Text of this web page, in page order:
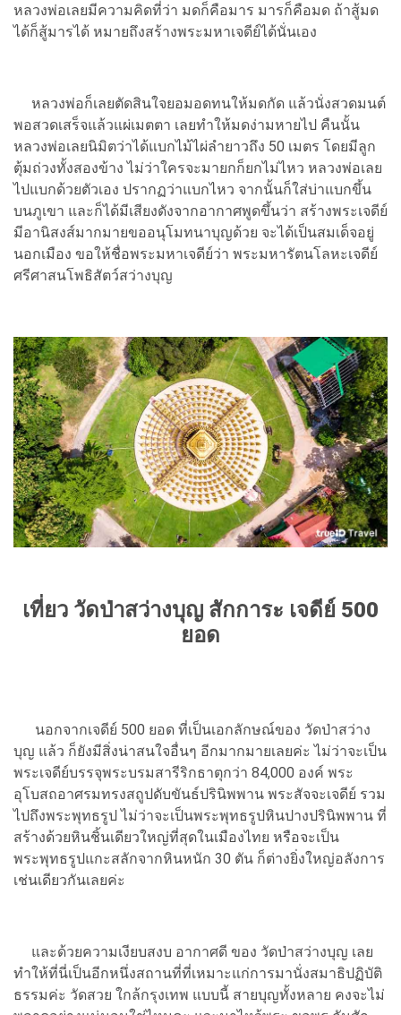
หลวงพ่อเลยมีความคิดที่ว่า มดก็คือมาร มารก็คือมด ถ้าสู้มด
ได้ก็สู้มารได้ หมายถึงสร้างพระมหาเจดีย์ได้นั่นเอง
หลวงพ่อก็เลยตัดสินใจยอมอดทนให้มดกัด แล้วนั่งสวดมนต์
พอสวดเสร็จแล้วแผ่เมตตา เลยทำให้มดง่ามหายไป คืนนั้น
หลวงพ่อเลยนิมิตว่าได้แบกไม้ไผ่ลำยาวถึง 50 เมตร โดยมีลูก
ตุ้มถ่วงทั้งสองข้าง ไม่ว่าใครจะมายกก็ยกไม่ไหว หลวงพ่อเลย
ไปแบกด้วยตัวเอง ปรากฏว่าแบกไหว จากนั้นก็ใส่บ่าแบกขึ้น
บนภูเขา และก็ได้มีเสียงดังจากอากาศพูดขึ้นว่า สร้างพระเจดีย์
มีอานิสงส์มากมายขออนุโมทนาบุญด้วย จะได้เป็นสมเด็จอยู่
นอกเมือง ขอให้ชื่อพระมหาเจดีย์ว่า พระมหารัตนโลหะเจดีย์
ศรีศาสนโพธิสัตว์สว่างบุญ
เที่ยว วัดป่าสว่างบุญ สักการะ เจดีย์ 500
ยอด
นอกจากเจดีย์ 500 ยอด ที่เป็นเอกลักษณ์ของ วัดป่าสว่าง
บุญ แล้ว ก็ยังมีสิ่งน่าสนใจอื่นๆ อีกมากมายเลยค่ะ ไม่ว่าจะเป็น
พระเจดีย์บรรจุพระบรมสารีริกธาตุกว่า 84,000 องค์ พระ
อุโบสถอาศรมทรงสถูปดับขันธ์ปรินิพพาน พระสัจจะเจดีย์ รวม
ไปถึงพระพุทธรูป ไม่ว่าจะเป็นพระพุทธรูปหินปางปรินิพพาน ที่
สร้างด้วยหินชิ้นเดียวใหญ่ที่สุดในเมืองไทย หรือจะเป็น
พระพุทธรูปแกะสลักจากหินหนัก 30 ตัน ก็ต่างยิ่งใหญ่อลังการ
เช่นเดียวกันเลยค่ะ
และด้วยความเงียบสงบ อากาศดี ของ วัดป่าสว่างบุญ เลย
ทำให้ที่นี่เป็นอีกหนึ่งสถานที่ที่เหมาะแก่การมานั่งสมาธิปฏิบัติ
ธรรมค่ะ วัดสวย ใกล้กรุงเทพ แบบนี้ สายบุญทั้งหลาย คงจะไม่